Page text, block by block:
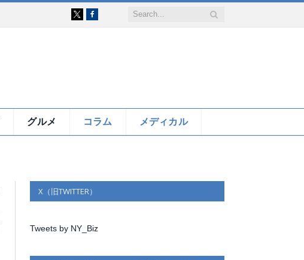
Facebook
グルメ コラム メディカル
X（旧TWITTER）
Tweets by NY_Biz